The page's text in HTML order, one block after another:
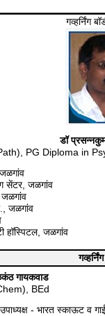
गव्हर्निंग
डॉ
PG Diploma in
सेंटर, जळगांव
जळगांव
जळगांव
हॉस्पिटल, जळगांव
गायकवाड
BEd
उपाध्यक्ष - भारत स्काऊट व